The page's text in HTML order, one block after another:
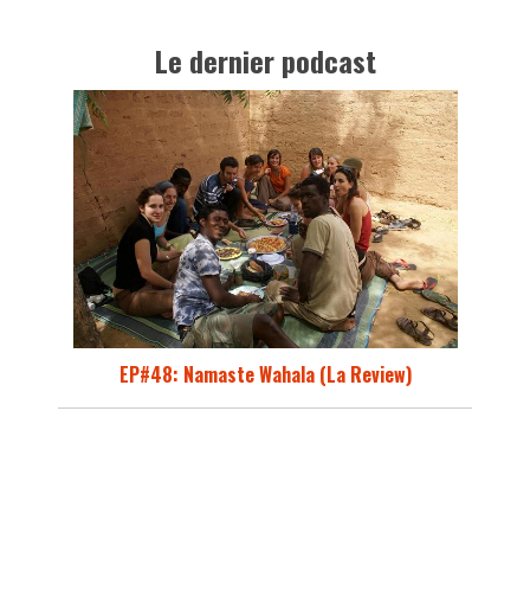
Le dernier podcast
EP#48: Namaste Wahala (La Review)